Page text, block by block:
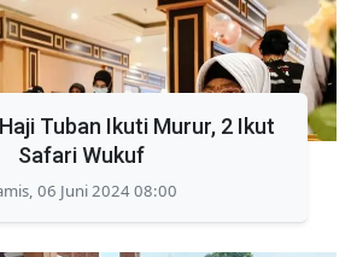
Tuban Ikuti Murur, 2 Ikut
Safari Wukuf
06 Juni 2024 08:00